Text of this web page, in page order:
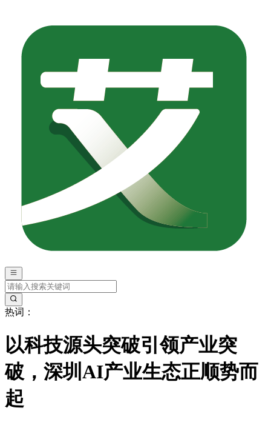
热词：
以科技源头突破引领产业突
破，深圳AI产业生态正顺势而
起